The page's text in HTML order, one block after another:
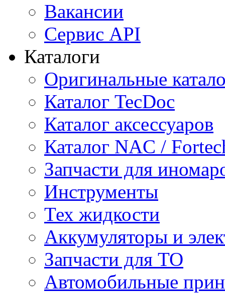
Вакансии
Сервис API
Каталоги
Оригинальные
Каталог TecDoc
Каталог аксессуаров
Каталог NAC /
Запчасти для
Инструменты
Тех жидкости
Аккумуляторы и
Запчасти для ТО
Автомобильные